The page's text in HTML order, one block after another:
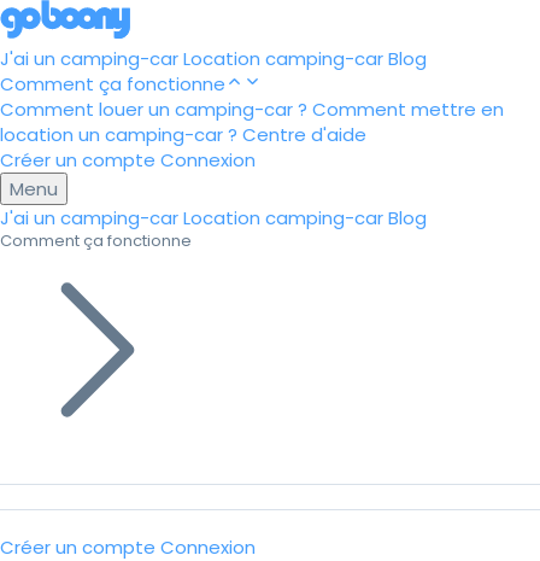
J'ai un camping-carLocation camping-carBlog
Comment ça fonctionne
Comment louer un camping-car ? Comment mettre en
location un camping-car ? Centre d'aide
Créer un compte Connexion
Menu
J'ai un camping-carLocation camping-carBlog
Comment ça fonctionne
Créer un compte Connexion